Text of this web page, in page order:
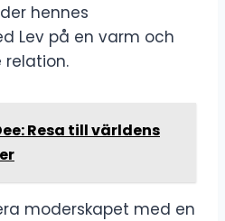
hennes
Lev på en varm och
Resa till världens
moderskapet med en